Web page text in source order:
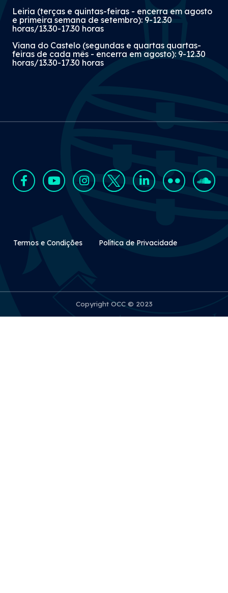
Leiria (terças e quintas-feiras - encerra em agosto
e primeira semana de setembro): 9-12.30
horas/13.30-17.30 horas
Viana do Castelo (segundas e quartas quartas-
feiras de cada mês - encerra em agosto): 9-12.30
horas/13.30-17.30 horas
Rodapé Secundário
Termos e Condições Política de Privacidade
Copyright OCC © 2023